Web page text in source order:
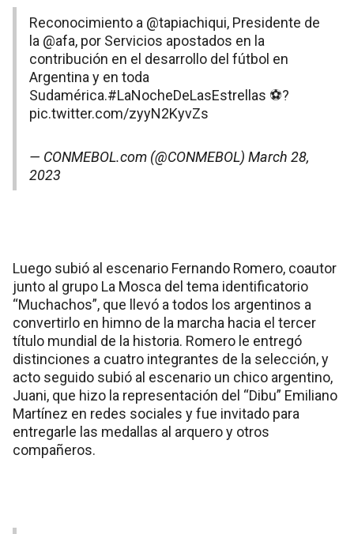
Reconocimiento a @tapiachiqui, Presidente de
la @afa, por Servicios apostados en la
contribución en el desarrollo del fútbol en
Argentina y en toda
Sudamérica.#LaNocheDeLasEstrellas ⚽?
pic.twitter.com/zyyN2KyvZs
— CONMEBOL.com (@CONMEBOL) March 28,
2023
Luego subió al escenario Fernando Romero, coautor
junto al grupo La Mosca del tema identificatorio
“Muchachos”, que llevó a todos los argentinos a
convertirlo en himno de la marcha hacia el tercer
título mundial de la historia. Romero le entregó
distinciones a cuatro integrantes de la selección, y
acto seguido subió al escenario un chico argentino,
Juani, que hizo la representación del “Dibu” Emiliano
Martínez en redes sociales y fue invitado para
entregarle las medallas al arquero y otros
compañeros.